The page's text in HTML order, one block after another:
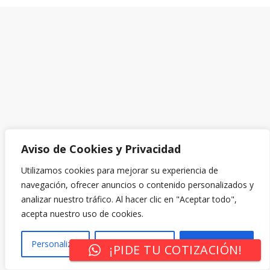
Aviso de Cookies y Privacidad
Utilizamos cookies para mejorar su experiencia de
navegación, ofrecer anuncios o contenido personalizados y
analizar nuestro tráfico. Al hacer clic en "Aceptar todo",
acepta nuestro uso de cookies.
Personalizar Rechazar Todo Aceptar Todo
¡PIDE TU COTIZACIÓN!